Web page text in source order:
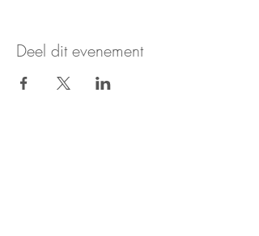
Deel dit evenement